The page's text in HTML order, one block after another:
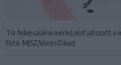
Tíz felkészülési mérkőzést játszott a
Fotó: MJSZ/Vörös Dávid